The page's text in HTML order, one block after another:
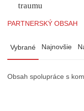
traumu
PARTNERSKÝ OBSAH
Vybrané Najnovšie
Obsah spolupráce s